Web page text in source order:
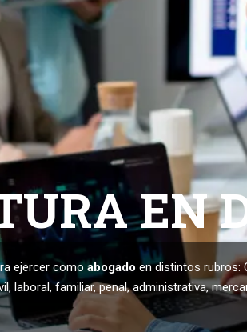
EN
ejercer comoabogado en distintos rubros:
laboral, familiar, penal, administrativa,